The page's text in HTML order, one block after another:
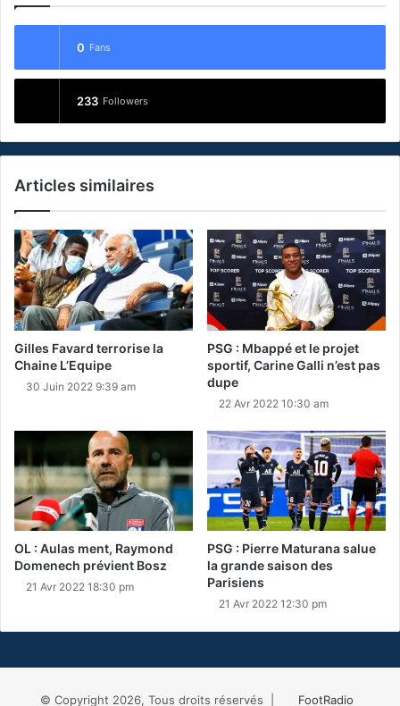
0 Fans
233 Followers
Articles similaires
Gilles Favard terrorise la
Chaine L’Equipe
30 Juin 2022 9:39 am
PSG : Mbappé et le projet
sportif, Carine Galli n’est pas
dupe
22 Avr 2022 10:30 am
OL : Aulas ment, Raymond
Domenech prévient Bosz
21 Avr 2022 18:30 pm
PSG : Pierre Maturana salue
la grande saison des
Parisiens
21 Avr 2022 12:30 pm
© Copyright 2026, Tous droits réservés | FootRadio